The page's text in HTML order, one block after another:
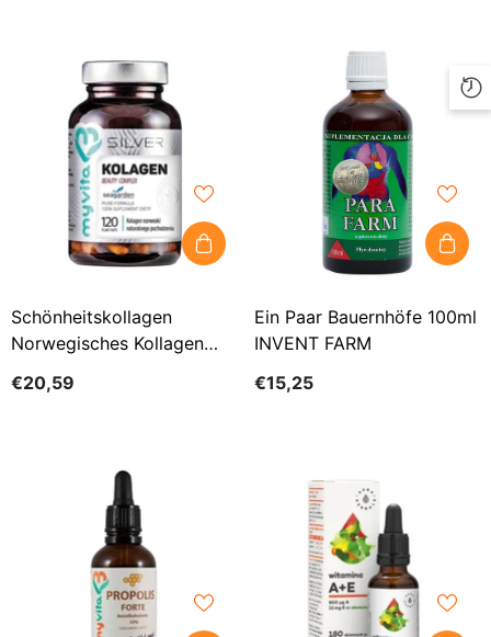
Schönheitskollagen
Norwegisches Kollagen
SILVER PURE
€20,59
Ein Paar Bauernhöfe 100ml
INVENT FARM
€15,25